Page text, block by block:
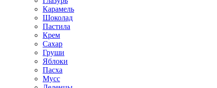
Карамель
Шоколад
Пастила
Крем
Сахар
Груши
Яблоки
Пасха
Мусс